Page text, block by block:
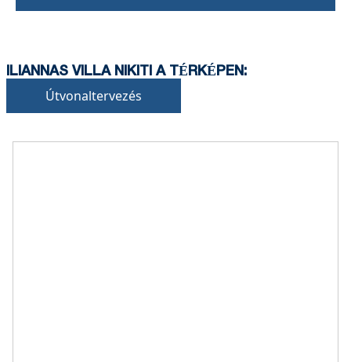
ILIANNAS VILLA NIKITI A TÉRKÉPEN:
Útvonaltervezés